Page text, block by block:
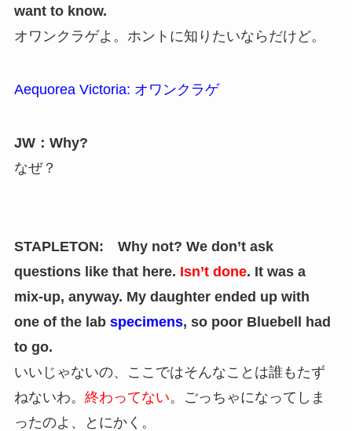
want to know.
オワンクラゲよ。ホントに知りたいならだけど。
Aequorea Victoria: オワンクラゲ
JW：Why?
なぜ？
STAPLETON: Why not? We don’t ask
questions like that here. Isn’t done. It was a
mix-up, anyway. My daughter ended up with
one of the lab specimens, so poor Bluebell had
to go.
いいじゃないの、ここではそんなことは誰もたず
ねないわ。 終わってない。ごっちゃになってしま
ったのよ、とにかく。